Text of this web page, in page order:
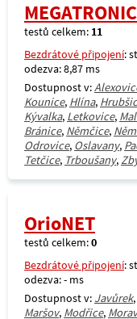
MEGATRONIC
testů celkem: 11
Bezdrátové připojení:
odezva: 8,87 ms
Dostupnost v:
Kounice, Hlína,
Kývalka, Letkovice,
Bránice, Němčice,
Odrovice, Oslavany,
Tetčice, Trboušany,
OrioNET
testů celkem:0
Bezdrátové připojení:
odezva: - ms
Dostupnost v: Javůrek,
Maršov, Modřice,